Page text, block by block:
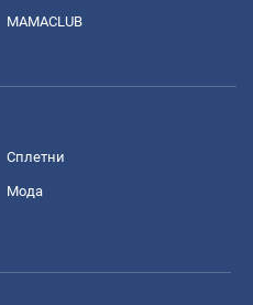
MAMACLUB
Сплетни
Мода